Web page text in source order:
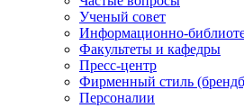
Ученый совет
Информационно-
Факультеты и кафедры
Пресс-центр
Фирменный стиль
Персоналии